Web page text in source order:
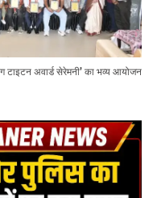
टाइटन अवार्ड सेरेमनी’ का भव्य आयोजन